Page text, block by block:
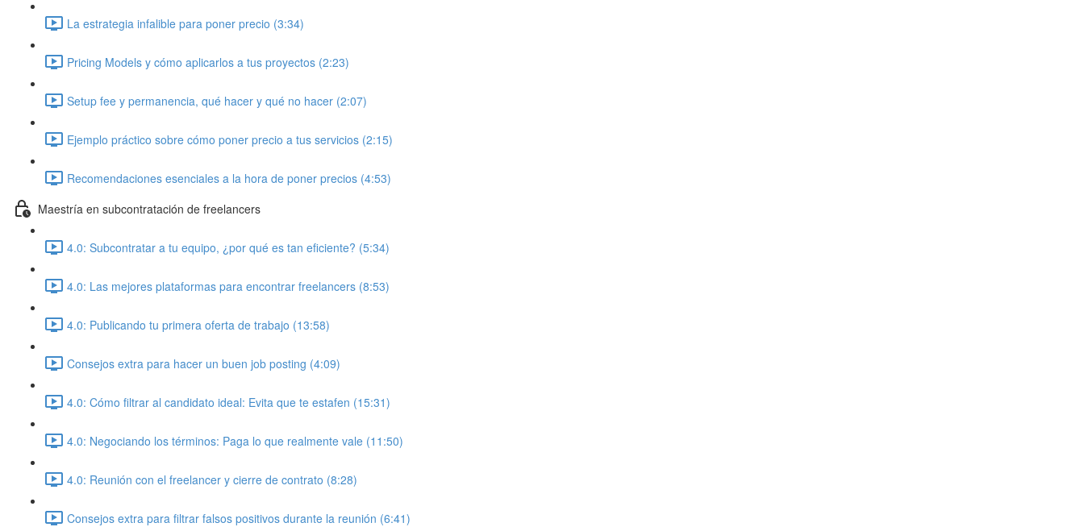
La estrategia infalible para poner precio (3:34)
Pricing Models y cómo aplicarlos a tus proyectos (2:23)
Setup fee y permanencia, qué hacer y qué no hacer (2:07)
Ejemplo práctico sobre cómo poner precio a tus servicios (2:15)
Recomendaciones esenciales a la hora de poner precios (4:53)
Maestría en subcontratación de freelancers
4.0: Subcontratar a tu equipo, ¿por qué es tan eficiente? (5:34)
4.0: Las mejores plataformas para encontrar freelancers (8:53)
4.0: Publicando tu primera oferta de trabajo (13:58)
Consejos extra para hacer un buen job posting (4:09)
4.0: Cómo filtrar al candidato ideal: Evita que te estafen (15:31)
4.0: Negociando los términos: Paga lo que realmente vale (11:50)
4.0: Reunión con el freelancer y cierre de contrato (8:28)
Consejos extra para filtrar falsos positivos durante la reunión (6:41)